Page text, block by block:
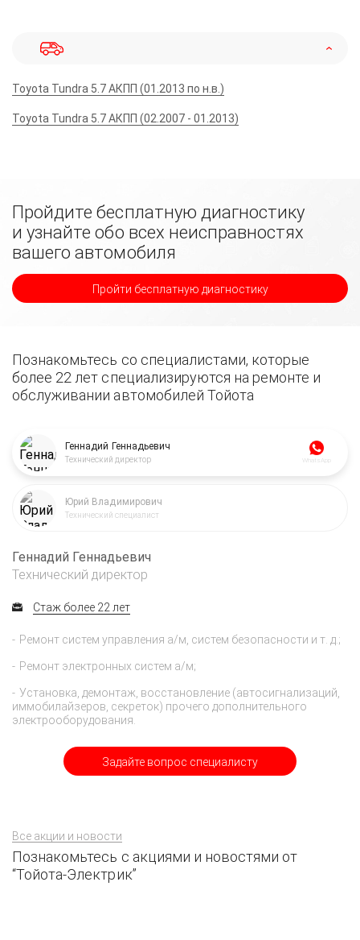
Toyota Tundra 5.7 АКПП (01.2013 по н.в.)
Toyota Tundra 5.7 АКПП (02.2007 - 01.2013)
Пройдите бесплатную диагностику
и узнайте обо всех неисправностях
вашего автомобиля
Пройти бесплатную диагностику
Познакомьтесь со специалистами, которые
более 22 лет специализируются на ремонте и
обслуживании автомобилей Тойота
Геннадий Геннадьевич
Технический директор WhatsApp
Юрий Владимирович
Технический специалист
Задайте вопрос специалисту
Геннадий Геннадьевич
Технический директор
Стаж более 22 лет
Ремонт систем управления а/м, систем безопасности и т. д.;
Ремонт электронных систем а/м;
Установка, демонтаж, восстановление (автосигнализаций,
иммобилайзеров, секреток) прочего дополнительного
электрооборудования.
Все акции и новости
Познакомьтесь с акциями и новостями от
“Тойота-Электрик”